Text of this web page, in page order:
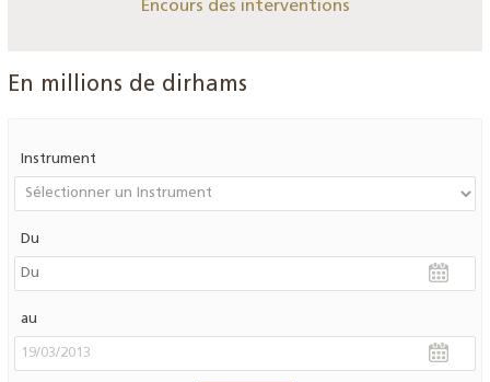
Encours des interventions
En millions de dirhams
Instrument
Du
au